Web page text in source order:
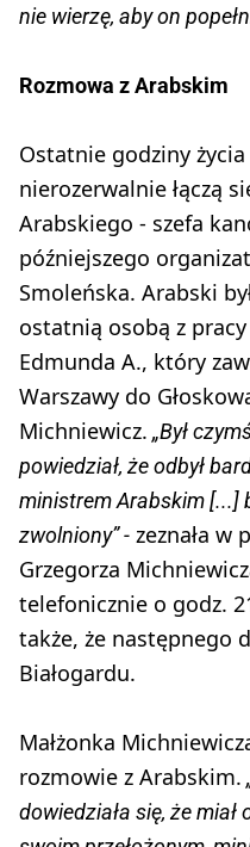
nie wierzę, aby on
Rozmowa z Arabskim
Ostatnie godziny
nierozerwalnie łączą
Arabskiego - szefa
późniejszego
Smoleńska. Arabski
ostatnią osobą z
Edmunda A., który
Warszawy do
Michniewicz. „Był
powiedział, że odbył
ministrem Arabskim [...]
zwolniony” - zeznała w
Grzegorza
telefonicznie o godz.
także, że następnego
Białogardu.
Małżonka
rozmowie z Arabskim.
dowiedziała się, że